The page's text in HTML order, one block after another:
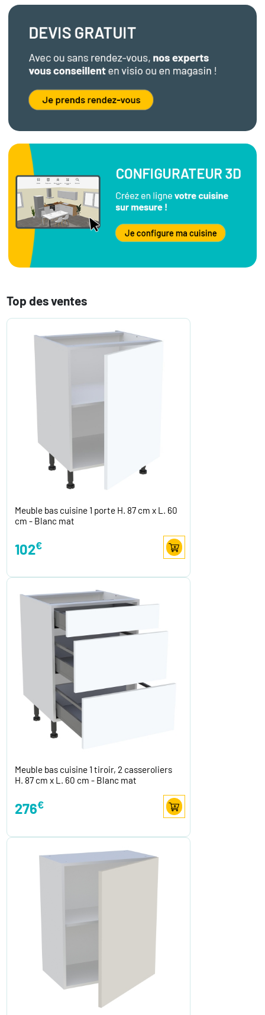
Top des ventes
Meuble bas cuisine 1 porte H. 87 cm x L. 60
cm - Blanc mat
102€
Meuble bas cuisine 1 tiroir, 2 casseroliers
H. 87 cm x L. 60 cm - Blanc mat
276€